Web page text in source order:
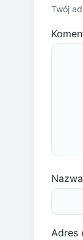
Twój
Nazwa
Adres